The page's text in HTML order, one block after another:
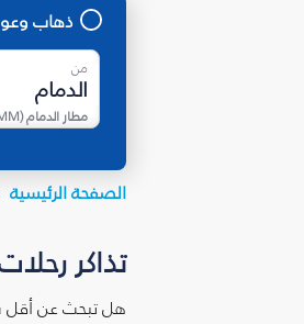
ذهاب
من
مطار الدمام(
الصفحة الرئيسية
تذاكر
هل تبحث عن أقل